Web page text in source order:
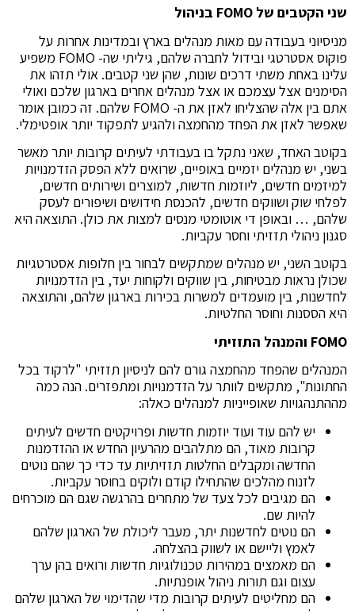
שני הקטבים של FOMO בניהול
מניסיוני בעבודה עם מאות מנהלים בארץ ובמדינות אחרות על
פוקוס אסטרטגי ובידול לחברה שלהם, גיליתי שה- FOMO משפיע
עלינו באחת משתי דרכים שונות, שהן שני קטבים. אולי תזהו את
הסימנים אצל עצמכם או אצל מנהלים אחרים בארגון שלכם ואולי
אתם בין אלה שהצליחו לאזן את ה- FOMO שלהם. זה כמובן אומר
שאפשר לאזן את הפחד מהחמצה ולהגיע לתפקוד יותר אופטימלי.
בקוטב האחד, שאני נתקל בו בעבודתי לעיתים קרובות יותר מאשר
בשני, יש מנהלים יזמיים באופיים, שרואים ללא הפסק הזדמנויות
למיזמים חדשים, ליוזמות חדשות, למוצרים ושירותים חדשים,
לפלחי שוק ושווקים חדשים, להכנסת חידושים ושיפורים לעסק
שלהם, … ובאופן די אוטומטי מנסים למצות את כולן. התוצאה היא
סגנון ניהולי תזזיתי וחסר עקביות.
בקוטב השני, יש מנהלים שמתקשים לבחור בין חלופות אסטרטגיות
שכולן נראות מבטיחות, בין שווקים ולקוחות יעד, בין הזדמנויות
לחדשנות, בין מועמדים למשרות בכירות בארגון שלהם, והתוצאה
היא הססנות וחוסר החלטיות.
FOMO והמנהל התזזיתי
המנהלים שהפחד מהחמצה גורם להם לניסיון תזזיתי "לרקוד בכל
החתונות", מתקשים לוותר על הזדמנויות ומתפזרים. הנה כמה
מההתנהגויות שאופייניות למנהלים כאלה:
יש להם עוד ועוד יוזמות חדשות ופרויקטים חדשים לעיתים
קרובות מאוד, הם מתלהבים מהרעיון החדש או ההזדמנות
החדשה ומקבלים החלטות תזזיתיות עד כדי כך שהם נוטים
לזנוח מהלכים שהתחילו קודם ולוקים בחוסר עקביות.
הם מגיבים לכל צעד של מתחרים בהרגשה שגם הם מוכרחים
להיות שם.
הם נוטים לחדשנות יתר, מעבר ליכולת של הארגון שלהם
לאמץ וליישם או לשווק בהצלחה.
הם מאמצים במהירות טכנולוגיות חדשות ורואים בהן ערך
עצום וגם תורות ניהול אופנתיות.
הם מחליטים לעיתים קרובות מדי שהדימוי של הארגון שלהם